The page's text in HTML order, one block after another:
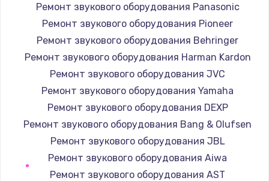
Заказать
Пайка и ремонт платы брелка
1800 руб.
Заказать
Программирование АТС
4900 руб.
Заказать
Замена корпусных элементов
Ремонт звукового оборудования Panasonic
Ремонт звукового оборудования Pioneer
Ремонт звукового оборудования Behringer
Ремонт звукового оборудования Harman Kardon
Ремонт звукового оборудования JVC
Ремонт звукового оборудования Yamaha
Ремонт звукового оборудования DEXP
Ремонт звукового оборудования Bang & Olufsen
Ремонт звукового оборудования JBL
Ремонт звукового оборудования Aiwa
Ремонт звукового оборудования AST